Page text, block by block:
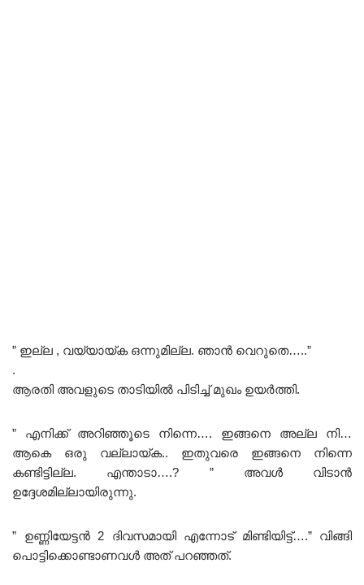
” ഇല്ല , വയ്യായ്ക ഒന്നുമില്ല. ഞാൻ വെറുതെ…..”
.
ആരതി അവളുടെ താടിയിൽ പിടിച്ച് മുഖം ഉയർത്തി.
” എനിക്ക് അറിഞ്ഞൂടെ നിന്നെ…. ഇങ്ങനെ അല്ല നി…
ആകെ ഒരു വല്ലായ്ക.. ഇതുവരെ ഇങ്ങനെ നിന്നെ
കണ്ടിട്ടില്ല. എന്താടാ….? ” അവൾ വിടാൻ
ഉദ്ദേശമില്ലായിരുന്നു.
” ഉണ്ണിയേട്ടൻ 2 ദിവസമായി എന്നോട് മിണ്ടിയിട്ട്‌….” വിങ്ങി
പൊട്ടിക്കൊണ്ടാണവൾ അത് പറഞ്ഞത്.